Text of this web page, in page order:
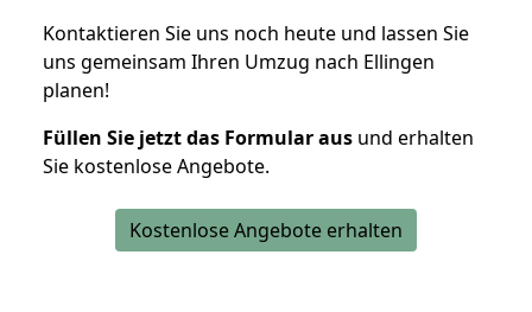
Kontaktieren Sie uns noch heute und lassen Sie
uns gemeinsam Ihren Umzug nach Ellingen
planen!
Füllen Sie jetzt das Formular aus und erhalten
Sie kostenlose Angebote.
Kostenlose Angebote erhalten